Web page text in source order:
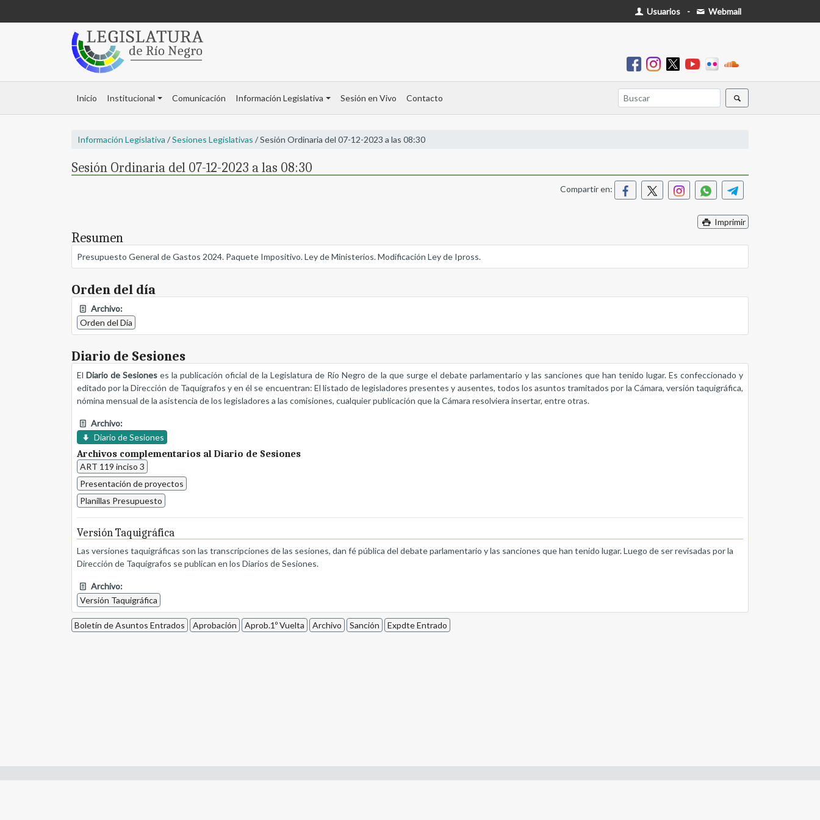
Usuarios - Webmail
Inicio Institucional Comunicación Información Legislativa Sesión en Vivo Contacto
Información Legislativa /Sesiones Legislativas / Sesión Ordinaria del 07-12-2023 a las 08:30
Sesión Ordinaria del 07-12-2023 a las 08:30
Compartir en:
Imprimir
Resumen
Presupuesto General de Gastos 2024. Paquete Impositivo. Ley de Ministerios. Modificación Ley de Ipross.
Orden del día
Archivo:
Orden del Día
Diario de Sesiones
ElDiario de Sesiones es la publicación oficial de la Legislatura de Río Negro de la que surge el debate parlamentario y las sanciones que han tenido lugar. Es confeccionado y
editado por la Dirección de Taquígrafos y en él se encuentran: El listado de legisladores presentes y ausentes, todos los asuntos tramitados por la Cámara, versión taquigráfica,
nómina mensual de la asistencia de los legisladores a las comisiones, cualquier publicación que la Cámara resolviera insertar, entre otras.
Archivo:
Diario de Sesiones
Archivos complementarios al Diario de Sesiones
ART 119 inciso 3
Presentación de proyectos
Planillas Presupuesto
Versión Taquigráfica
Las versiones taquigráficas son las transcripciones de las sesiones, dan fé pública del debate parlamentario y las sanciones que han tenido lugar. Luego de ser revisadas por la
Dirección de Taquígrafos se publican en los Diarios de Sesiones.
Archivo:
Versión Taquigráfica
Boletín de Asuntos Entrados Aprobación Aprob.1º Vuelta Archivo Sanción Expdte Entrado